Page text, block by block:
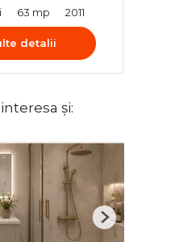
63 mp 2011
detalii
și:
Next